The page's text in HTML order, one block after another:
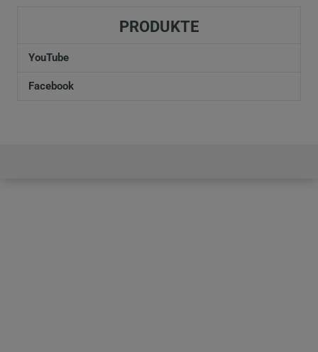
nicht
werden
PRODUKTE
YouTube
Facebook